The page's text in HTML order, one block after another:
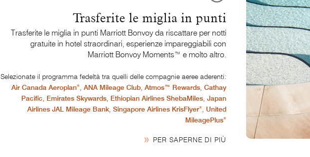
Trasferite le miglia in punti
Trasferite le miglia in punti Marriott Bonvoyda riscattare per notti
gratuite in hotel straordinari, esperienze impareggiabili con
Marriott BonvoyMoments™ e molto altro.
Selezionate il programma fedeltà tra quelli delle compagnie aeree aderenti:
Air Canada Aeroplan®, ANA Mileage Club, Atmos™ Rewards, Cathay
Pacific, Emirates Skywards, Ethiopian Airlines ShebaMiles, Japan
Airlines JAL Mileage Bank, Singapore Airlines KrisFlyer®, United
MileagePlus®
PER SAPERNE DI PIÙ